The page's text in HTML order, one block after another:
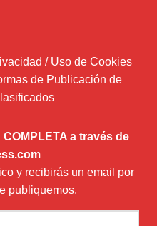
/ Uso de Cookies
de Publicación de
COMPLETA a través de
y recibirás un email por
publiquemos.